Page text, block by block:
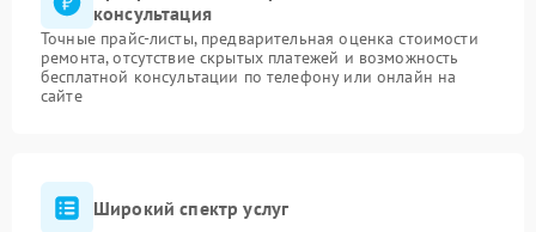
консультация
Точные прайс-листы, предварительная оценка стоимости
ремонта, отсутствие скрытых платежей и возможность
бесплатной консультации по телефону или онлайн на
сайте
Широкий спектр услуг